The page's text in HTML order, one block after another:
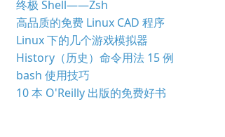
终极 Shell——Zsh
高品质的免费 Linux CAD 程序
Linux 下的几个游戏模拟器
History（历史）命令用法 15 例
bash 使用技巧
10 本 O'Reilly 出版的免费好书